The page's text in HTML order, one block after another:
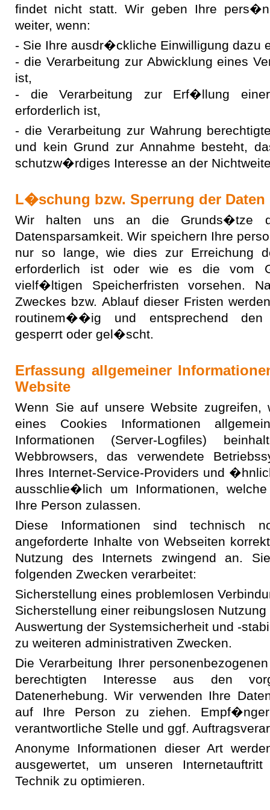
findet nicht statt. Wir geben Ihre
weiter, wenn:
- Sie Ihre ausdr�ckliche Einwilligung dazu
- die Verarbeitung zur Abwicklung eines
ist,
- die Verarbeitung zur Erf�llung einer
erforderlich ist,
- die Verarbeitung zur Wahrung
und kein Grund zur Annahme besteht,
schutzw�rdiges Interesse an der
L�schung bzw. Sperrung der Daten
Wir halten uns an die Grunds�tze
Datensparsamkeit. Wir speichern Ihre
nur so lange, wie dies zur Erreichung
erforderlich ist oder wie es die vom
vielf�ltigen Speicherfristen vorsehen.
Zweckes bzw. Ablauf dieser Fristen
routinem��ig und entsprechend den
gesperrt oder gel�scht.
Erfassung allgemeiner
Website
Wenn Sie auf unsere Website zugreifen,
eines Cookies Informationen
Informationen (Server-Logfiles)
Webbrowsers, das verwendete
Ihres Internet-Service-Providers und
ausschlie�lich um Informationen,
Ihre Person zulassen.
Diese Informationen sind technisch
angeforderte Inhalte von Webseiten
Nutzung des Internets zwingend an.
folgenden Zwecken verarbeitet:
Sicherstellung eines problemlosen
Sicherstellung einer reibungslosen
Auswertung der Systemsicherheit und -
zu weiteren administrativen Zwecken.
Die Verarbeitung Ihrer
berechtigten Interesse aus den
Datenerhebung. Wir verwenden Ihre
auf Ihre Person zu ziehen.
verantwortliche Stelle und ggf.
Anonyme Informationen dieser Art
ausgewertet, um unseren
Technik zu optimieren.